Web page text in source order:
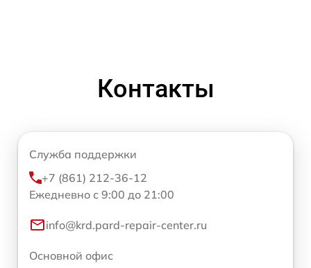
Контакты
Служба поддержки
+7 (861) 212-36-12
Ежедневно с 9:00 до 21:00
info@krd.pard-repair-center.ru
Основной офис